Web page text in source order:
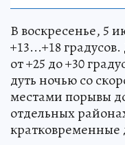
В воскресенье, 5
+13...+18
от +25 до +30
дуть ночью со
местами порывы
отдельных